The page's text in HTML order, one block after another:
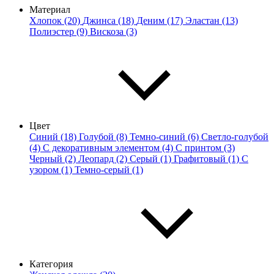
Материал
Хлопок (20) Джинса (18) Деним (17) Эластан (13)
Полиэстер (9) Вискоза (3)
Цвет
Синий (18) Голубой (8) Темно-синий (6) Светло-голубой
(4) С декоративным элементом (4) С принтом (3)
Черный (2) Леопард (2) Серый (1) Графитовый (1) С
узором (1) Темно-серый (1)
Категория